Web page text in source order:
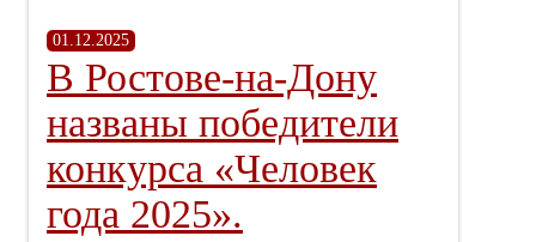
01.12.2025
В Ростове-на-Дону
названы победители
конкурса «Человек
года 2025».